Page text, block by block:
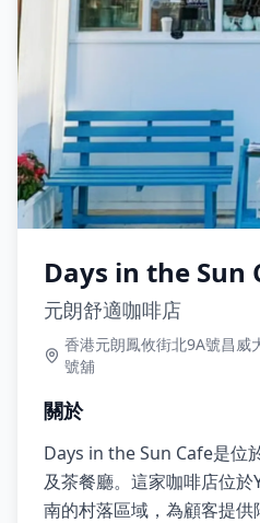
Days in the Sun
元朗舒適咖啡店
香港元朗鳳攸街北9A號昌威
號舖
關於
Days in the Sun Cafe是位
及茶餐廳。這家咖啡店位
南的村落區域，為顧客提供